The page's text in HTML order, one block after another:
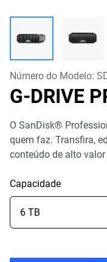
Número do Modelo:
G-DRIVE
O SanDisk®
quem faz. Transfira,
conteúdo de alto
Capacidade